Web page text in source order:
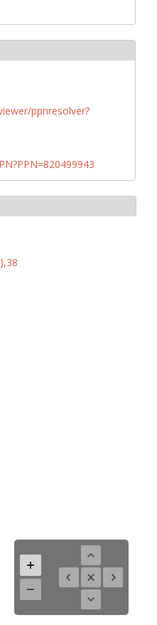
ppnresolver?